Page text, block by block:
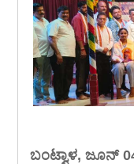
ಬಂಟ್ವಾಳ, ಜೂನ್